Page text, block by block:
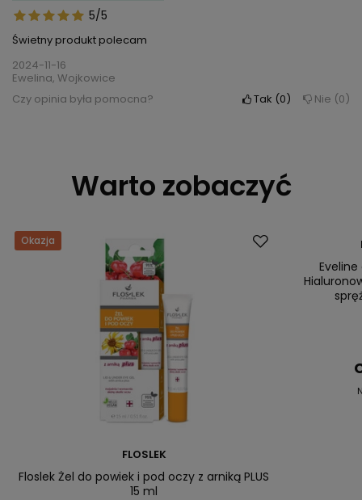
5/5
Świetny produkt polecam
2024-11-16
Ewelina, Wojkowice
Czy opinia była pomocna?
Tak 0 Nie 0
Warto zobaczyć
Okazja
FLOSLEK
Floslek Żel do powiek i pod oczy z arniką PLUS
15 ml